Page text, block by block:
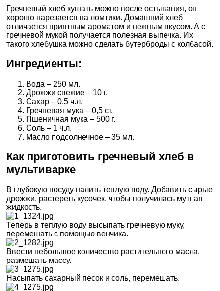
Гречневый хлеб кушать можно после остывания, он
хорошо нарезается на ломтики. Домашний хлеб
отличается приятным ароматом и нежным вкусом. А с
гречневой мукой получается полезная выпечка. Их
такого хлебушка можно сделать бутерброды с колбасой.
Ингредиенты:
Вода – 250 мл.
Дрожжи свежие – 10 г.
Сахар – 0,5 ч.л.
Гречневая мука – 0,5 ст.
Пшеничная мука – 500 г.
Соль – 1 ч.л.
Масло подсолнечное – 35 мл.
Как приготовить гречневый хлеб в
мультиварке
В глубокую посуду налить теплую воду. Добавить сырые
дрожжи, растереть кусочек, чтобы получилась мутная
жидкость.
Теперь в теплую воду высыпать гречневую муку,
перемешать с помощью венчика.
Ввести небольшое количество растительного масла,
размешать массу.
Насыпать сахарный песок и соль, перемешать.